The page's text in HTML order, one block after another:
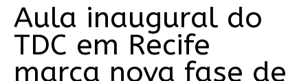
Aula inaugural do
TDC em Recife
marca nova fase de